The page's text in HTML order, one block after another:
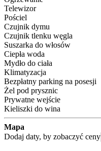
Telewizor
Pościel
Czujnik dymu
Czujnik tlenku węgla
Suszarka do włosów
Ciepła woda
Mydło do ciała
Klimatyzacja
Bezpłatny parking na posesji
Żel pod prysznic
Prywatne wejście
Kieliszki do wina
Mapa
Dodaj daty, by zobaczyć ceny